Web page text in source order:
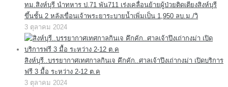
ทม.สิงห์บุรี นำทหาร ป.71 พัน711 เร่งเคลื่อนย้ายผู้ป่วยติดเตียงสิงห์บุรี
ขึ้นชั้น 2 หลังเขื่อนเจ้าพระยาระบายน้ำเพิ่มเป็น 1,950 ลบ.ม./วิ
3 ตุลาคม 2024
สิงห์บุรี..บรรยากาศเทศกาลกินเจ คึกคัก..ศาลเจ้าปึงเถ่ากงม่า เปิดบริการ
ฟรี 3 มื้อ ระหว่าง 2-12 ต.ค
3 ตุลาคม 2024